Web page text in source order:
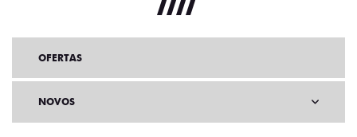
OFERTAS
NOVOS